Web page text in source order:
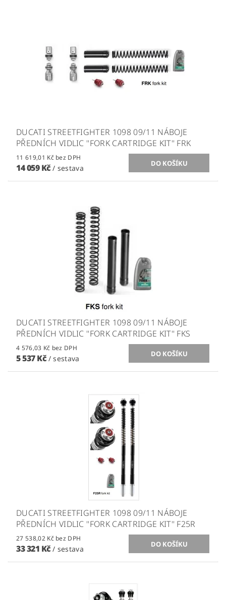
DUCATI STREETFIGHTER 1098 09/11 NÁBOJE
PŘEDNÍCH VIDLIC ''FORK CARTRIDGE KIT'' FRK
11 619,01 Kč bez DPH
14 059 Kč/ sestava
DUCATI STREETFIGHTER 1098 09/11 NÁBOJE
PŘEDNÍCH VIDLIC ''FORK CARTRIDGE KIT'' FKS
4 576,03 Kč bez DPH
5 537 Kč / sestava
DUCATI STREETFIGHTER 1098 09/11 NÁBOJE
PŘEDNÍCH VIDLIC ''FORK CARTRIDGE KIT'' F25R
27 538,02 Kč bez DPH
33 321 Kč/ sestava